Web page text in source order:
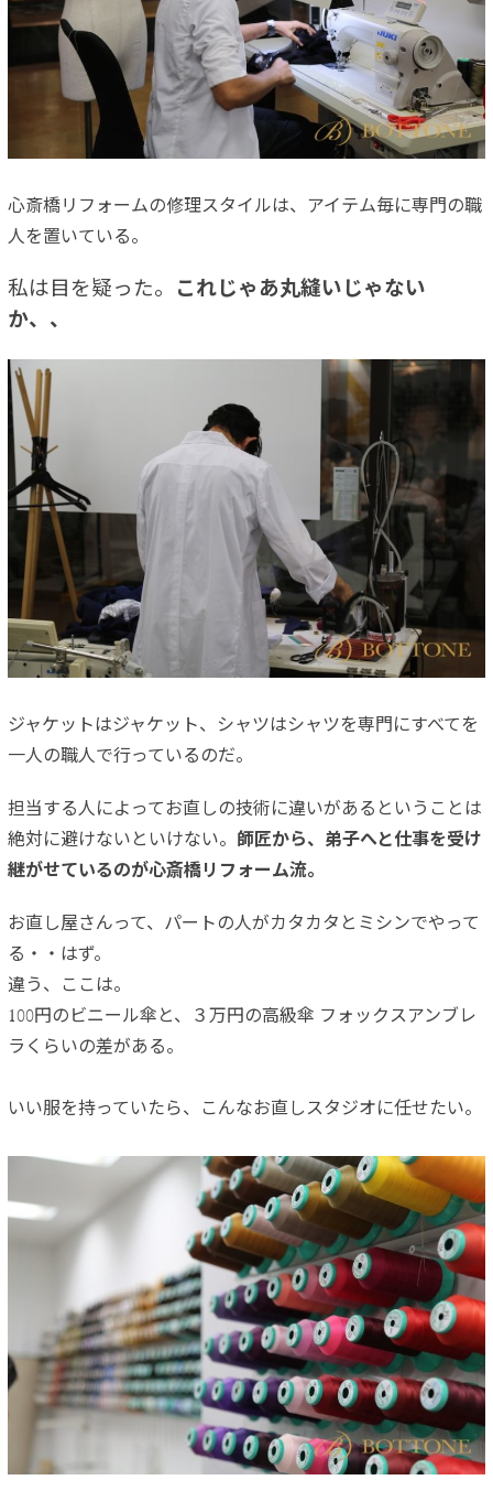
心斎橋リフォームの修理スタイルは、アイテム毎に専門の職
人を置いている。
私は目を疑った。
これじゃあ丸縫いじゃない
か、、
ジャケットはジャケット、シャツはシャツを専門にすべてを
一人の職人で行っているのだ。
担当する人によってお直しの技術に違いがあるということは
絶対に避けないといけない。
師匠から、弟子へと仕事を受け
継がせているのが心斎橋リフォーム流。
お直し屋さんって、パートの人がカタカタとミシンでやって
る・・はず。
違う、ここは。
100円のビニール傘と、３万円の高級傘 フォックスアンブレ
ラくらいの差がある。
いい服を持っていたら、こんなお直しスタジオに任せたい。